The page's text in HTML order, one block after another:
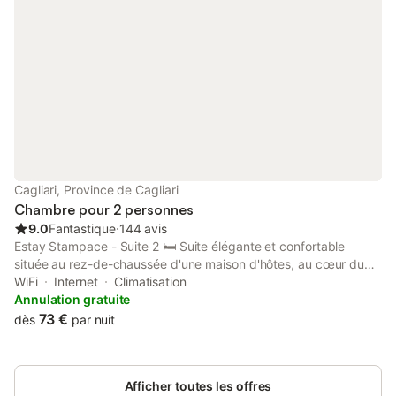
Cagliari, Province de Cagliari
Chambre pour 2 personnes
9.0Fantastique⋅144 avis
Estay Stampace - Suite 2 🛏️ Suite élégante et confortable
située au rez-de-chaussée d'une maison d'hôtes, au cœur du
centre historique de Cagliari, dans la paisible Via Sassari.
Parfaite pour les couples ou les voyageurs solo qui souhaitent
explorer la ville sans renoncer au confort et à la détente. - 🛁
Télévision grand écran pour des moments de détente et de
divertissement. - ❄️ Climatisation et Wi-Fi gratuit pour assurer un
WiFi Internet
Climatisation
Annulation gratuite
dès 73 € par nuit
Afficher toutes les offres